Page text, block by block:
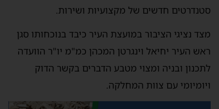
סטנדרטים חדשים של מקצועיות ושירות.
מצד נציגי הציבור במועצת העיר כיבד בנוכחותו סגן
ראש העיר יחיאל וינגרטן המכהן כמ"מ יו"ר הוועדה
לתכנון ובניה ומצוי מטבע הדברים בקשר הדוק
ויומיומי עם צוות המחלקה.